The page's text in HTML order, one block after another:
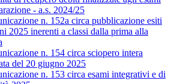
- a.s. 2024/25
n. 152a circa pubblicazione esiti
2025 inerenti a classi dalla prima alla
n. 154 circa sciopero intera
del 20 giugno 2025
n. 153 circa esami integrativi e di